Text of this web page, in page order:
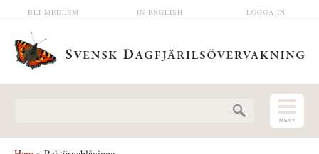
Hoppa till huvudinnehåll LOGGA IN
IN ENGLISH
BLI MEDLEM